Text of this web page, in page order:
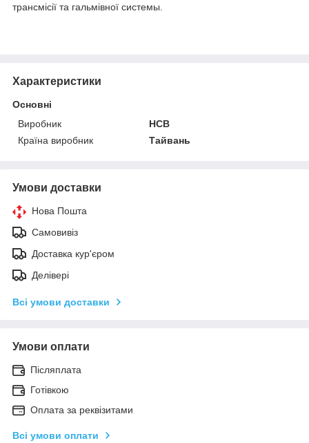
трансмісії та гальмівної системы.
Характеристики
Основні
Виробник
HCB
Країна виробник
Тайвань
Умови доставки
Нова Пошта
Самовивіз
Доставка кур'єром
Делівері
Всі умови доставки
Умови оплати
Післяплата
Готівкою
Оплата за реквізитами
Всі умови оплати